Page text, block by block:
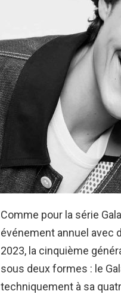
Comme pour la série
événement annuel avec
2023, la cinquième
sous deux formes : le
techniquement à sa